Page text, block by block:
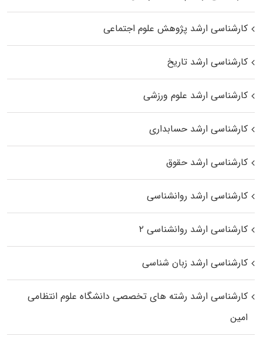
کارشناسی ارشد پژوهش علوم اجتماعی
کارشناسی ارشد تاریخ
کارشناسی ارشد علوم ورزشی
کارشناسی ارشد حسابداری
کارشناسی ارشد حقوق
کارشناسی ارشد روانشناسی
کارشناسی ارشد روانشناسی ۲
کارشناسی ارشد زبان شناسی
کارشناسی ارشد رﺷﺘﻪ ﻫﺎی تخصصی داﻧﺸﮕﺎه ﻋﻠﻮم انتظامی
اﻣﻴﻦ